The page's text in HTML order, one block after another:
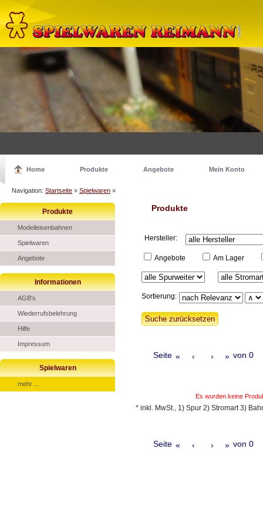
Home Produkte Angebote Mein Konto
Navigation: Startseite » Spielwaren »
Produkte
Modelleisenbahnen
Spielwaren
Angebote
Informationen
AGB's
Wiederrufsbelehrung
Hilfe
Impressum
Spielwaren
mehr ...
Produkte
Hersteller:
Angebote Am Lager
Sortierung:
Seite « ‹ › » von 0
Es wurden keine
* inkl. MwSt., 1) Spur 2) Stromart 3)
Seite « ‹ › » von 0